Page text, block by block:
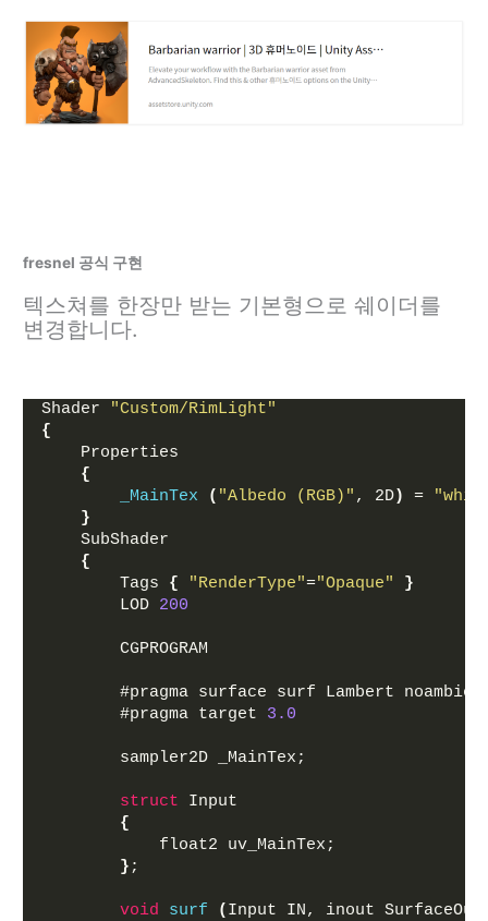
fresnel 공식 구현
텍스쳐를 한장만 받는 기본형으로 쉐이더를
변경합니다.
Shader
"Custom/RimLight"
{
    Properties
{
_MainTex
( "Albedo (RGB)" , 2D) =
}
    SubShader
{
        Tags
{ "RenderType"="Opaque"
}
        LOD
200
        CGPROGRAM
#pragma surface surf Lambert
        #pragma target
3.0
        sampler2D _MainTex;
struct Input
{
            float2 uv_MainTex;
} ;
void surf ( Input IN, inout